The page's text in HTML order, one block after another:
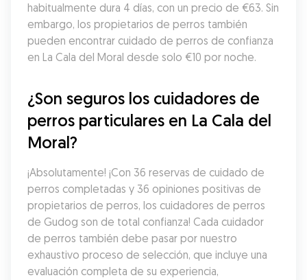
habitualmente dura 4 días, con un precio de €63. Sin
embargo, los propietarios de perros también
pueden encontrar cuidado de perros de confianza
en La Cala del Moral desde solo €10 por noche.
¿Son seguros los cuidadores de
perros particulares en La Cala del
Moral?
¡Absolutamente! ¡Con 36 reservas de cuidado de
perros completadas y 36 opiniones positivas de
propietarios de perros, los cuidadores de perros
de Gudog son de total confianza! Cada cuidador
de perros también debe pasar por nuestro
exhaustivo proceso de selección, que incluye una
evaluación completa de su experiencia,